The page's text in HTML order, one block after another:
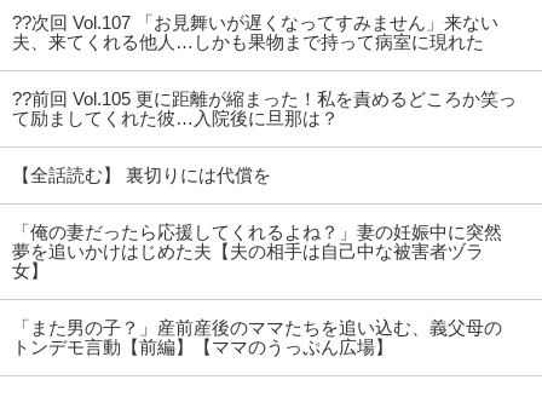
??次回 Vol.107 「お見舞いが遅くなってすみません」来ない
夫、来てくれる他人…しかも果物まで持って病室に現れた
??前回 Vol.105 更に距離が縮まった！私を責めるどころか笑っ
て励ましてくれた彼…入院後に旦那は？
【全話読む】 裏切りには代償を
「俺の妻だったら応援してくれるよね？」妻の妊娠中に突然
夢を追いかけはじめた夫【夫の相手は自己中な被害者ヅラ
女】
「また男の子？」産前産後のママたちを追い込む、義父母の
トンデモ言動【前編】【ママのうっぷん広場】